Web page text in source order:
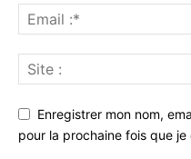
Enregistrer mon nom,
pour la prochaine fois que je